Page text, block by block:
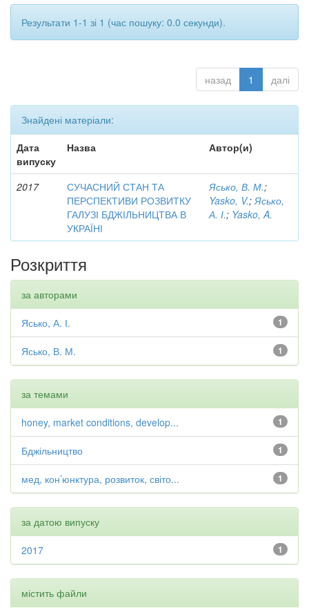
Результати 1-1 зі 1 (час пошуку: 0.0 секунди).
назад 1 далі
Знайдені матеріали:
Дата
випуску
Назва Автор(и)
2017
СУЧАСНИЙ СТАН ТА
ПЕРСПЕКТИВИ РОЗВИТКУ
ГАЛУЗІ БДЖІЛЬНИЦТВА В
УКРАЇНІ
Ясько, В. М.;
Yasko, V.; Ясько,
А. І.; Yasko, A.
Розкриття
за авторами
1
Ясько, А. І.
1
Ясько, В. М.
за темами
1
honey, market conditions, develop...
1
Бджільництво
1
мед, кон’юнктура, розвиток, світо...
за датою випуску
1
2017
містить файли